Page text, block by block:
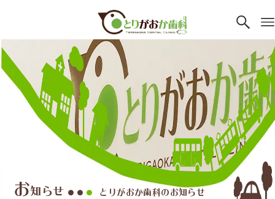
お知らせ ●● ● とりがおか歯科のお知らせ